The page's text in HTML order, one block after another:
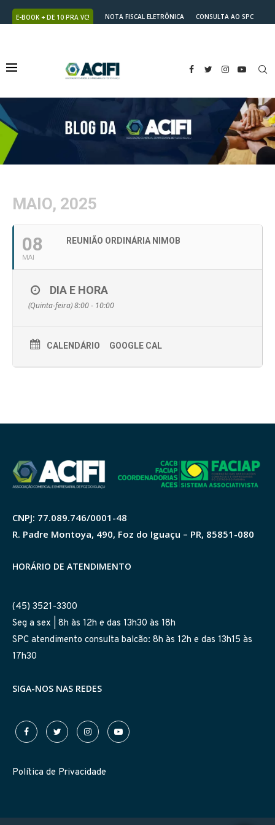
E-BOOK + DE 10 PRA VC! NOTA FISCAL ELETRÔNICA
CONSULTA AO SPC
MAIO, 2025
08
MAI
REUNIÃO ORDINÁRIA NIMOB
DIA E HORA
(Quinta-feira) 8:00 - 10:00
CALENDÁRIO GOOGLE CAL
CNPJ: 77.089.746/0001-48
R. Padre Montoya, 490, Foz do Iguaçu – PR, 85851-080
HORÁRIO DE ATENDIMENTO
(45) 3521-3300
Seg a sex | 8h às 12h e das 13h30 às 18h
SPC atendimento consulta balcão: 8h às 12h e das 13h15 às
17h30
SIGA-NOS NAS REDES
Política de Privacidade